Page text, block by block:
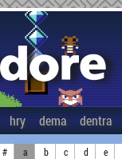
hry dema dentra
# a b c d e